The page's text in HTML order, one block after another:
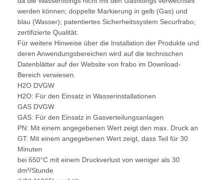
werden können; doppelte Markierung in gelb (Gas) und
blau (Wasser); patentiertes Sicherheitssystem Securfrabo;
zertifizierte Qualität.
Für weitere Hinweise über die Installation der Produkte und
deren Anwendungsbereichen wird auf die technischen
Datenblätter auf der Website von frabo im Download-
Bereich verwiesen.
H2O DVGW
H2O: Für den Einsatz in Wasserinstallationen
GAS DVGW
GAS: Für den Einsatz in Gasverteilungsanlagen
PN: Mit einem angegebenen Wert zeigt den max. Druck an
GT: Mit einem angegebenen Wert zeigt, dass Teil für 30
Minuten
bei 650°C mit einem Druckverlust von weniger als 30
dm³/Stunde